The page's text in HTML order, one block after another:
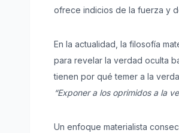
ofrece indicios de la fuerza y
En la actualidad, la filosofía
para revelar la verdad oculta
tienen por qué temer a la
“Exponer a los oprimidos a la
Un enfoque materialista